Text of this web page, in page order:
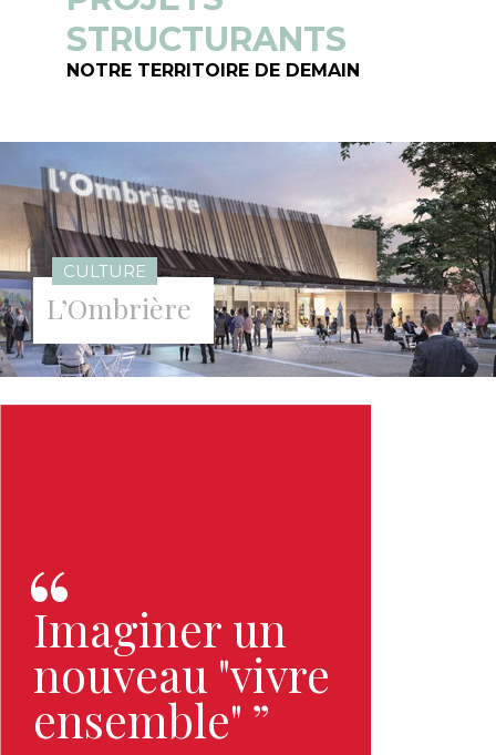
STRUCTURANTS
NOTRE TERRITOIRE DE DEMAIN
CULTURE
L’Ombrière
Imaginer un
nouveau "vivre
ensemble" ”